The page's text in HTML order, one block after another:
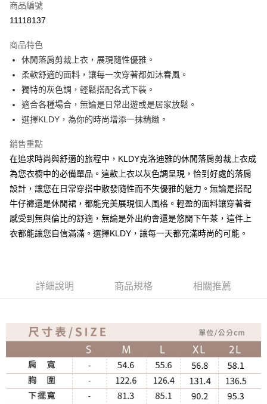
超商取貨付款
運送方式
全家取貨付款
免運費
付款後全家取貨
免運費
7-11取貨付款
免運費
付款後7-11取貨
免運費
宅配
商品編號
11118137
商品特色
休閒落肩剪裁上衣，展現隨性優雅。
柔軟舒適的面料，讓每一次穿著都如沐春風。
獨特的灰色調，輕鬆搭配各式下裝。
適合各種場合，無論是日常出遊或是居家放鬆。
選擇KLDY，為你的時尚增添一抹精緻。
銷售重點
在追求時尚與舒適的旅程中，KLDY克洛迪雅的休閒落肩剪裁上衣成
為您衣櫥中的必備單品。這款上衣以灰色調呈現，恰到好處的落肩
設計，讓您在日常穿搭中散發隨性而不失優雅的魅力。無論是搭配
牛仔褲還是休閒裙，都能完美展現個人風格。輕盈的面料讓穿著者
感受到無與倫比的舒適，無論是外出約會還是悠閒下午茶，這件上
衣都能讓您自信滿滿。選擇KLDY，讓每一天都充滿時尚的可能。
詳細說明 商品規格 相關推薦